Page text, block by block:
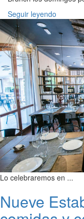
Seguir leyendo
Lo celebraremos en ...
Nueve